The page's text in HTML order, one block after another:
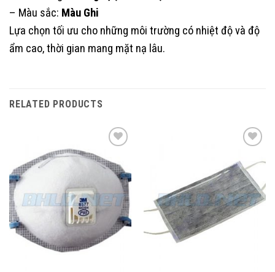
– Màu sắc: Màu Ghi
Lựa chọn tối ưu cho những môi trường có nhiệt độ và độ
ẩm cao, thời gian mang mặt nạ lâu.
RELATED PRODUCTS
Wishlist
Wishlist